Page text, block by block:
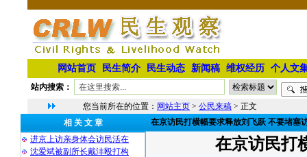
网站首页 民生简介 民生动态 新闻稿 维权经历 个人文
站内搜索：
您当前所在的位置： 网站主页 > 公民来稿 > 正文
相 关 文 章
进京上访亲身体会访民活在
沈爱斌被副所长戴沣殴打构
在京访民打横幅要求释放刘飞跃 不要堵塞
在京访民打